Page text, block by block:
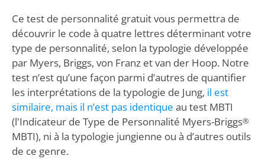
Ce test de personnalité gratuit vous permettra de
découvrir le code à quatre lettres déterminant votre
type de personnalité, selon la typologie développée
par Myers, Briggs, von Franz et van der Hoop. Notre
test n’est qu’une façon parmi d’autres de quantifier
les interprétations de la typologie de Jung, il est
similaire, mais il n’est pas identique au test MBTI
(l'Indicateur de Type de Personnalité Myers-Briggs®
MBTI), ni à la typologie jungienne ou à d’autres outils
de ce genre.